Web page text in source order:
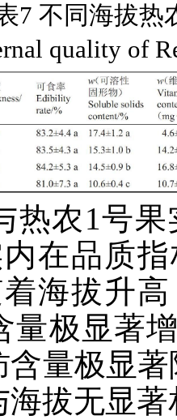
7 不同海拔热
quality of
热农1号
在品质
着海拔升
量极显著
含量极显
海拔无显